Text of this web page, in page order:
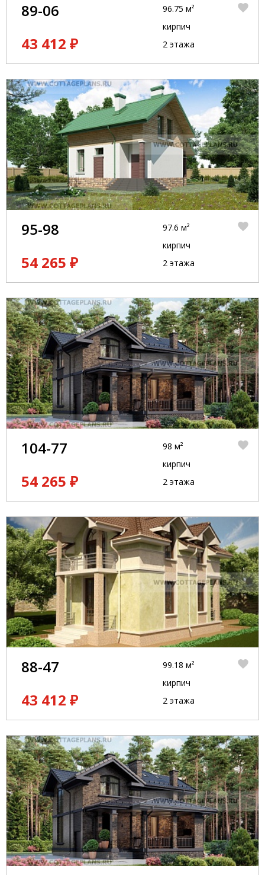
89-06
43 412 ₽
96.75 м²
кирпич
2 этажа
95-98
54 265 ₽
97.6 м²
кирпич
2 этажа
104-77
54 265 ₽
98 м²
кирпич
2 этажа
88-47
43 412 ₽
99.18 м²
кирпич
2 этажа